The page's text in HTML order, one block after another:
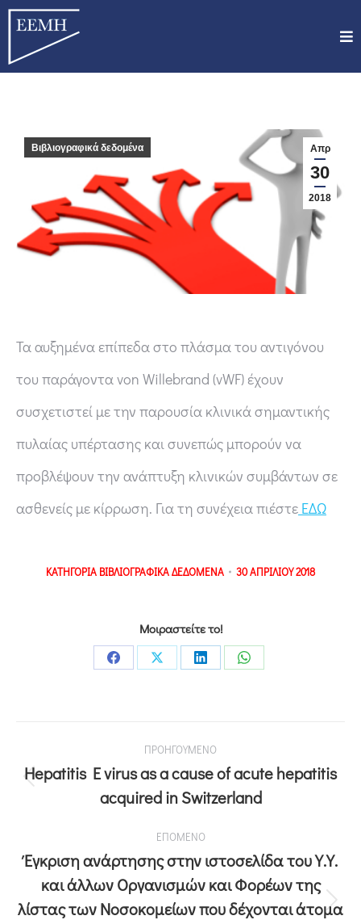
Απρ
30
2018
Βιβλιογραφικά δεδομένα
Τα αυξημένα επίπεδα στο πλάσμα του αντιγόνου
του παράγοντα von Willebrand (vWF) έχουν
συσχετιστεί με την παρουσία κλινικά σημαντικής
πυλαίας υπέρτασης και συνεπώς μπορούν να
προβλέψουν την ανάπτυξη κλινικών συμβάντων σε
ασθενείς με κίρρωση. Για τη συνέχεια πιέστε ΕΔΩ
ΚΑΤΗΓΟΡΙΑ ΒΙΒΛΙΟΓΡΑΦΙΚΑ ΔΕΔΟΜΕΝΑ 30 ΑΠΡΙΛΙΟΥ 2018
Μοιραστείτε το!
ΠΡΟΗΓΟΥΜΕΝΟ
Hepatitis E virus as a cause of acute hepatitis
acquired in Switzerland
ΕΠΟΜΕΝΟ
Έγκριση ανάρτησης στην ιστοσελίδα του Υ.Υ.
και άλλων Οργανισμών και Φορέων της
λίστας των Νοσοκομείων που δέχονται άτομα